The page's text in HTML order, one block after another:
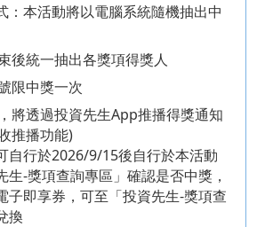
：本活動將以電腦系統隨機抽出中
後統一抽出各獎項得獎人
限中獎一次
將透過投資先生App推播得獎通知
推播功能)
自行於2026/9/15後自行於本活動
生-獎項查詢專區」確認是否中獎，
子即享券，可至「投資先生-獎項查
換